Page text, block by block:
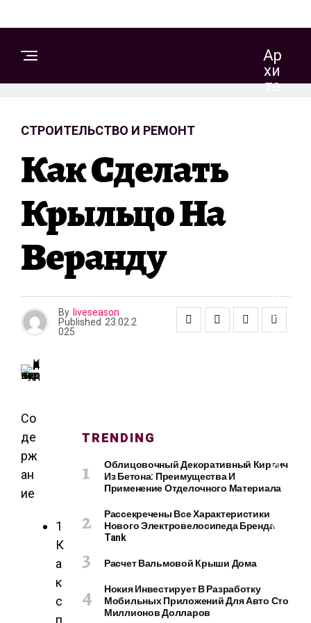
Ар
Хи
Те
Р
О
И
И
Е
О
СТРОИТЕЛЬСТВО И РЕМОНТ
Как Сделать
Крыльцо На
Веранду
By liveseason
Published 23.02.2
025
Со
де
рж
ан
ие
1
К
а
к
с
п
TRENDING
Облицовочный Декоративный Кирпич
Из Бетона: Преимущества И
Применение Отделочного Материала
Рассекречены Все Характеристики
Нового Электровелосипеда Бренда
Tank
Расчет Вальмовой Крыши Дома
Нокия Инвестирует В Разработку
Мобильных Приложений Для Авто Сто
Миллионов Долларов